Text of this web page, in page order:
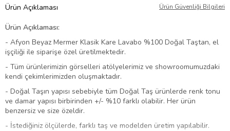
Ürün Açıklaması Ürün Güvenliği Bilgileri
Ürün Açıklaması:
- Afyon Beyaz Mermer Klasik Kare Lavabo %100 Doğal Taştan, el
işçiliği ile siparişe özel üretilmektedir.
- Tüm ürünlerimizin görselleri atölyelerimiz ve showroomumuzdaki
kendi çekimlerimizden oluşmaktadır.
- Doğal Taşın yapısı sebebiyle tüm Doğal Taş ürünlerde renk tonu
ve damar yapısı birbirinden +/- %10 farklı olabilir. Her ürün
benzersiz ve size özeldir.
- İstediğiniz ölçülerde, farklı taş ve modelden üretim yapılabilir.